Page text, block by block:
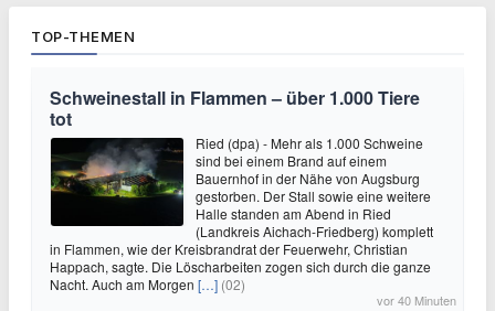
TOP-THEMEN
Schweinestall in Flammen – über 1.000 Tiere
tot
Ried (dpa) - Mehr als 1.000 Schweine
sind bei einem Brand auf einem
Bauernhof in der Nähe von Augsburg
gestorben. Der Stall sowie eine weitere
Halle standen am Abend in Ried
(Landkreis Aichach-Friedberg) komplett
in Flammen, wie der Kreisbrandrat der Feuerwehr, Christian
Happach, sagte. Die Löscharbeiten zogen sich durch die ganze
Nacht. Auch am Morgen […] (02)
vor 40 Minuten